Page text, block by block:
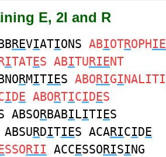
E, 2I and R
REVIATIONS ABIOTROPHIE
ITATES ABITURIENT
RMITIES ABORIGINALITI
IDE ABORTICIDES
ABSORBABILITIES
RDITIES ACARICIDE
SSORII ACCESSORISING